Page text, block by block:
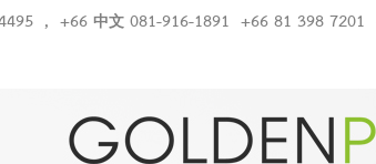
, +66 中文 081-916-1891 +66 81 398 7201